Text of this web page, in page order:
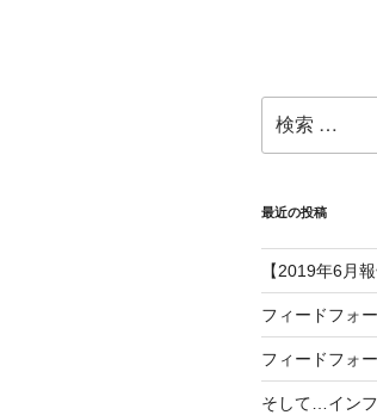
索:
最近の投稿
【2019年6月
フィードフォ
フィードフォ
そして…イン